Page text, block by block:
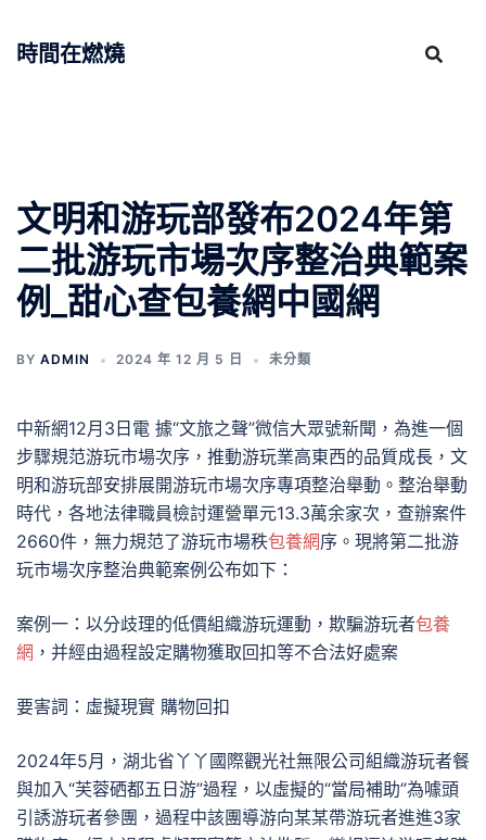
時間在燃燒
文明和游玩部發布2024年第
二批游玩市場次序整治典範案
例_甜心查包養網中國網
BY ADMIN 2024 年 12 月 5 日 未分類
中新網12月3日電 據“文旅之聲”微信大眾號新聞，為進一個
步驟規范游玩市場次序，推動游玩業高東西的品質成長，文
明和游玩部安排展開游玩市場次序專項整治舉動。整治舉動
時代，各地法律職員檢討運營單元13.3萬余家次，查辦案件
2660件，無力規范了游玩市場秩包養網序。現將第二批游
玩市場次序整治典範案例公布如下：
案例一：以分歧理的低價組織游玩運動，欺騙游玩者包養
網 ，并經由過程設定購物獲取回扣等不合法好處案
要害詞：虛擬現實 購物回扣
2024年5月，湖北省丫丫國際觀光社無限公司組織游玩者餐
與加入“芙蓉硒都五日游”過程，以虛擬的“當局補助”為噱頭
引誘游玩者參團，過程中該團導游向某某帶游玩者進進3家